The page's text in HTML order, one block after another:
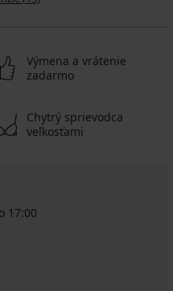
Výmena a vrátenie
zadarmo
Chytrý sprievodca
veľkosťami
17:00